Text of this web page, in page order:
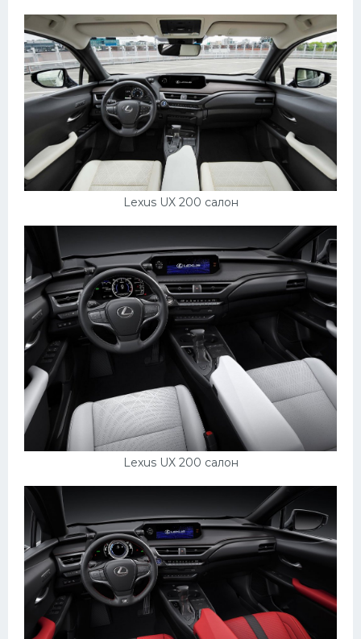
Lexus UX 200 салон
Lexus UX 200 салон
Хавал
Кавасаки
Инфинити
Фиат
Ситроен
Опель
Подводные лодки
Митсубиси
Киа
Танки
Крайслер
Порше
Самолеты
Комплектующие
Тойота
Лодки
Шкода
Вертолеты